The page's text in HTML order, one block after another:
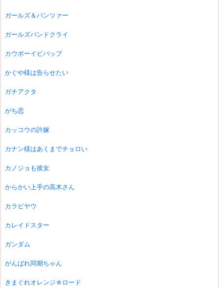
ガールズ＆パンツァー
ガールズバンドクライ
カウボーイビバップ
かぐや様は告らせたい
ガチアクタ
がち恋
カッコウの許嫁
カナン様はあくまでチョロい
カノジョも彼女
からかい上手の高木さん
カラビヤウ
カレイドスター
ガンダム
がんばれ同期ちゃん
きまぐれオレンジ☆ロード